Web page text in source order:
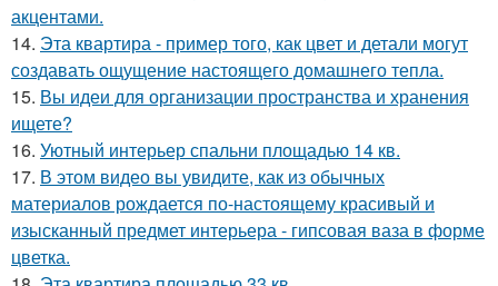
акцентами.
14. Эта квартира - пример того, как цвет и детали могут
создавать ощущение настоящего домашнего тепла.
15. Вы идеи для организации пространства и хранения
ищете?
16. Уютный интерьер спальни площадью 14 кв.
17. В этом видео вы увидите, как из обычных
материалов рождается по-настоящему красивый и
изысканный предмет интерьера - гипсовая ваза в форме
цветка.